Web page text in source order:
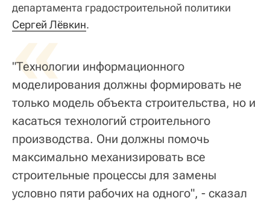
департамента градостроительной политики
Сергей Лёвкин.
«
"Технологии информационного
моделирования должны формировать не
только модель объекта строительства, но и
касаться технологий строительного
производства. Они должны помочь
максимально механизировать все
строительные процессы для замены
условно пяти рабочих на одного", - сказал